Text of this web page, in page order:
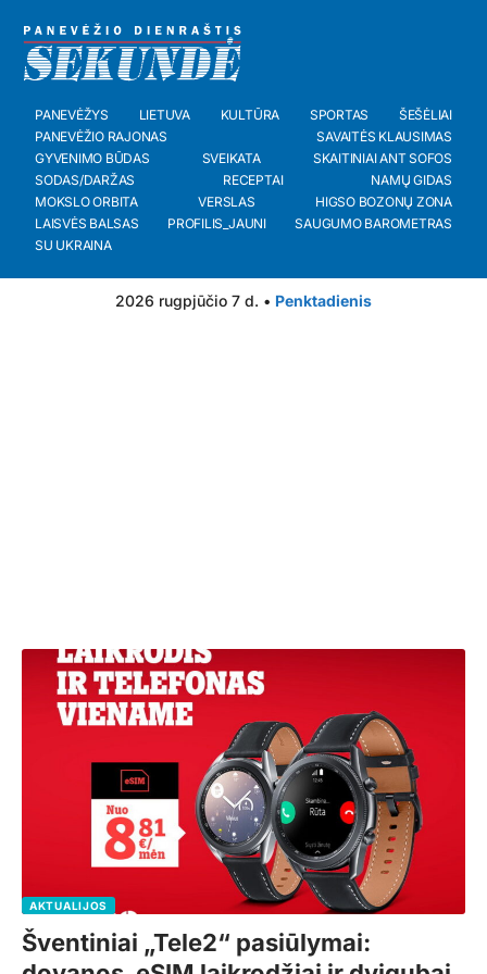
PANEVĖŽYS LIETUVA KULTŪRA SPORTAS
ŠEŠĖLIAI
PANEVĖŽIO RAJONAS
SAVAITĖS KLAUSIMAS
GYVENIMO BŪDAS
SVEIKATA
SKAITINIAI ANT SOFOS
SODAS/DARŽAS
RECEPTAI
NAMŲ GIDAS
MOKSLO ORBITA
VERSLAS
HIGSO BOZONŲ ZONA
LAISVĖS BALSAS
PROFILIS_JAUNI
SAUGUMO BAROMETRAS
SU UKRAINA
2026 rugpjūčio 7 d. • Penktadienis
AKTUALIJOS
Šventiniai „Tele2“ pasiūlymai: